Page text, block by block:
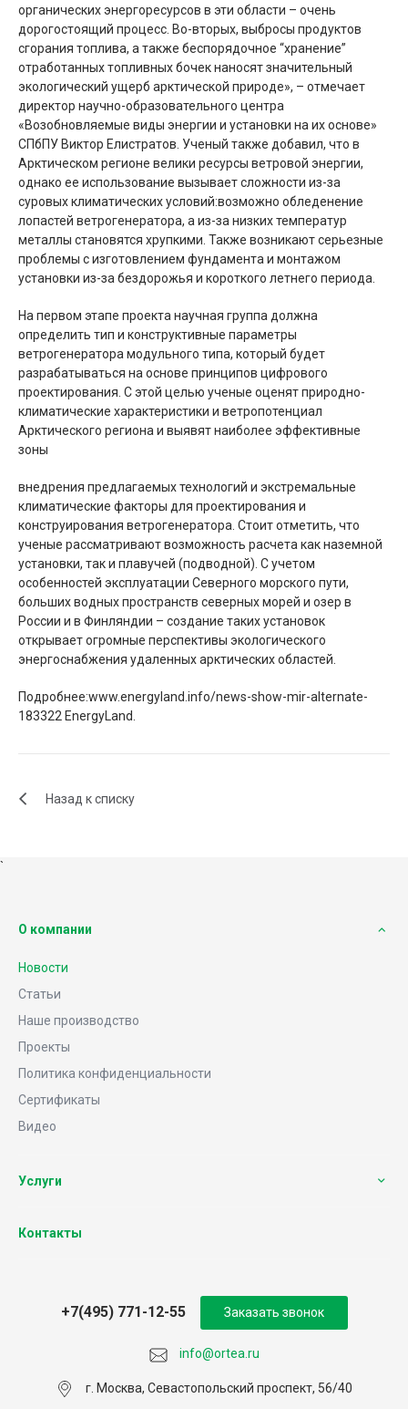
органических энергоресурсов в эти области – очень
дорогостоящий процесс. Во-вторых, выбросы продуктов
сгорания топлива, а также беспорядочное “хранение”
отработанных топливных бочек наносят значительный
экологический ущерб арктической природе», – отмечает
директор научно-образовательного центра
«Возобновляемые виды энергии и установки на их основе»
СПбПУ Виктор Елистратов. Ученый также добавил, что в
Арктическом регионе велики ресурсы ветровой энергии,
однако ее использование вызывает сложности из-за
суровых климатических условий:возможно обледенение
лопастей ветрогенератора, а из-за низких температур
металлы становятся хрупкими. Также возникают серьезные
проблемы с изготовлением фундамента и монтажом
установки из-за бездорожья и короткого летнего периода.
На первом этапе проекта научная группа должна
определить тип и конструктивные параметры
ветрогенератора модульного типа, который будет
разрабатываться на основе принципов цифрового
проектирования. С этой целью ученые оценят природно-
климатические характеристики и ветропотенциал
Арктического региона и выявят наиболее эффективные
зоны
внедрения предлагаемых технологий и экстремальные
климатические факторы для проектирования и
конструирования ветрогенератора. Стоит отметить, что
ученые рассматривают возможность расчета как наземной
установки, так и плавучей (подводной). С учетом
особенностей эксплуатации Северного морского пути,
больших водных пространств северных морей и озер в
России и в Финляндии – создание таких установок
открывает огромные перспективы экологического
энергоснабжения удаленных арктических областей.
Подробнее:www.energyland.info/news-show-mir-alternate-
183322 EnergyLand.
Назад к списку
`
О компании
Новости
Статьи
Наше производство
Проекты
Политика конфиденциальности
Сертификаты
Видео
Услуги
Контакты
info@ortea.ru
+7(495) 771-12-55
г. Москва, Севастопольский проспект, 56/40
Заказать звонок